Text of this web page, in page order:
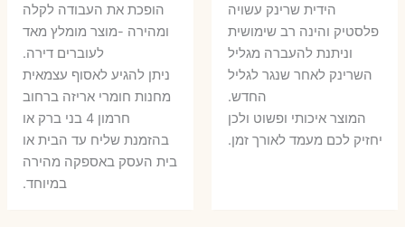
הידית שרינק עשויה
פלסטיק והינה רב שימושית
וניתנת להעברה מגליל
השרינק לאחר שנגר לגליל
החדש.
המוצר איכותי ופשוט ולכן
יחזיק לכם מעמד לאורך זמן.
הופכת את העבודה לקלה
ומהירה -מוצר מומלץ מאד
לעוברים דירה.
ניתן להגיע לאסוף עצמאית
מחנות חומרי אריזה ברחוב
חרמון 4 בני ברק או
בהזמנת שליח עד הבית או
בית העסק באספקה מהירה
במיוחד.